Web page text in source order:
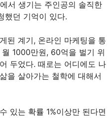
서 생기는 주인공의 솔직한
했던 기억이 있다.
된 계기, 온라인 마케팅을 통
1000만원, 60억을 벌기 위
두었다. 때로는 어디에도 나
을 살아가는 철학에 대해서
있는 확률 1%이상만 된다면